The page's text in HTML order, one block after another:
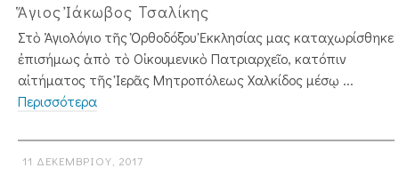
Ἅγιος Ἰάκωβος Τσαλίκης
Στὸ Ἁγιολόγιο τῆς Ὀρθοδόξου Ἐκκλησίας μας καταχωρίσθηκε
ἐπισήμως ἀπὸ τὸ Οἰκουμενικὸ Πατριαρχεῖο, κατόπιν
αἰτήματος τῆς Ἱερᾶς Μητροπόλεως Χαλκίδος μέσῳ ...
Περισσότερα
11 ΔΕΚΕΜΒΡΊΟΥ, 2017